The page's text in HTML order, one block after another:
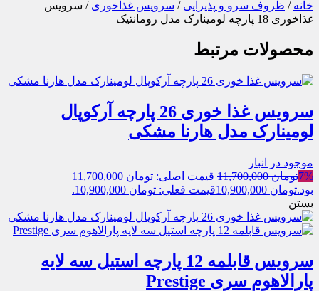
خانه / ظروف سرو و پذیرایی / سرویس غذاخوری / سرویس
غذاخوری 18 پارچه لومینارک مدل رومانتیک
محصولات مرتبط
سرویس غذا خوری 26 پارچه آرکوپال
لومینارک مدل هارنا مشکی
موجود در انبار
7%تومان11,700,000
قیمت اصلی: تومان 11,700,000
بود.تومان
قیمت فعلی: تومان 10,900,000.
بستن
سرویس قابلمه 12 پارچه استیل سه لایه
پارالاهوم سری Prestige